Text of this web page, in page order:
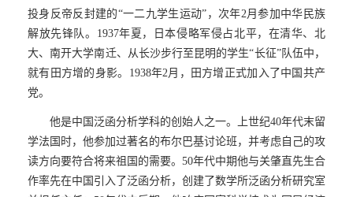
投身反帝反封建的“一二九学生运动”，次年2月参加中华民族
解放先锋队。 1937年夏，日本侵略军侵占北平，在清华、北
大、南开大学南迁、从长沙步行至昆明的学生“长征”队伍中，
就有田方增的身影。 1938年2月，田方增正式加入了中国共产
党。
他是中国泛函分析学科的创始人之一。上世纪40年代末留
学法国时，他参加过著名的布尔巴基讨论班，并考虑自己的攻
读方向要符合将来祖国的需要。 50年代中期他与关肇直先生合
作率先在中国引入了泛函分析，创建了数学所泛函分析研究室